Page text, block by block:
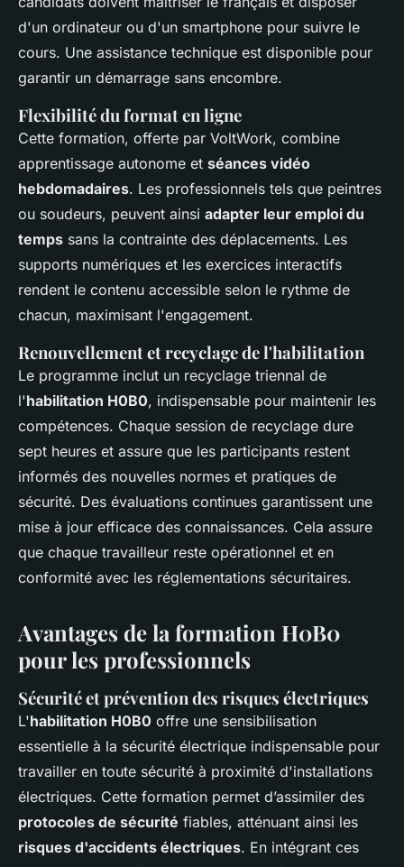
d'un ordinateur ou d'un smartphone pour suivre le
cours. Une assistance technique est disponible pour
garantir un démarrage sans encombre.
Flexibilité du format en ligne
Cette formation, offerte par VoltWork, combine
apprentissage autonome et séances vidéo
hebdomadaires. Les professionnels tels que peintres
ou soudeurs, peuvent ainsi adapter leur emploi du
temps sans la contrainte des déplacements. Les
supports numériques et les exercices interactifs
rendent le contenu accessible selon le rythme de
chacun, maximisant l'engagement.
Renouvellement et recyclage de l'habilitation
Le programme inclut un recyclage triennal de
l'habilitation H0B0, indispensable pour maintenir les
compétences. Chaque session de recyclage dure
sept heures et assure que les participants restent
informés des nouvelles normes et pratiques de
sécurité. Des évaluations continues garantissent une
mise à jour efficace des connaissances. Cela assure
que chaque travailleur reste opérationnel et en
conformité avec les réglementations sécuritaires.
Avantages de la formation H0B0
pour les professionnels
Sécurité et prévention des risques électriques
L'habilitation H0B0 offre une sensibilisation
essentielle à la sécurité électrique indispensable pour
travailler en toute sécurité à proximité d'installations
électriques. Cette formation permet d’assimiler des
protocoles de sécurité fiables, atténuant ainsi les
risques d'accidents électriques. En intégrant ces